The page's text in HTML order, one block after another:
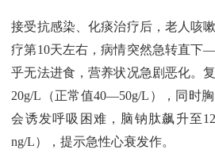
接受抗感染、化痰治疗后，老人咳
疗第10天左右，病情突然急转直
乎无法进食，营养状况急剧恶化。
20g/L（正常值40—50g/L），同时
会诱发呼吸困难，脑钠肽飙升至
ng/L），提示急性心衰发作。